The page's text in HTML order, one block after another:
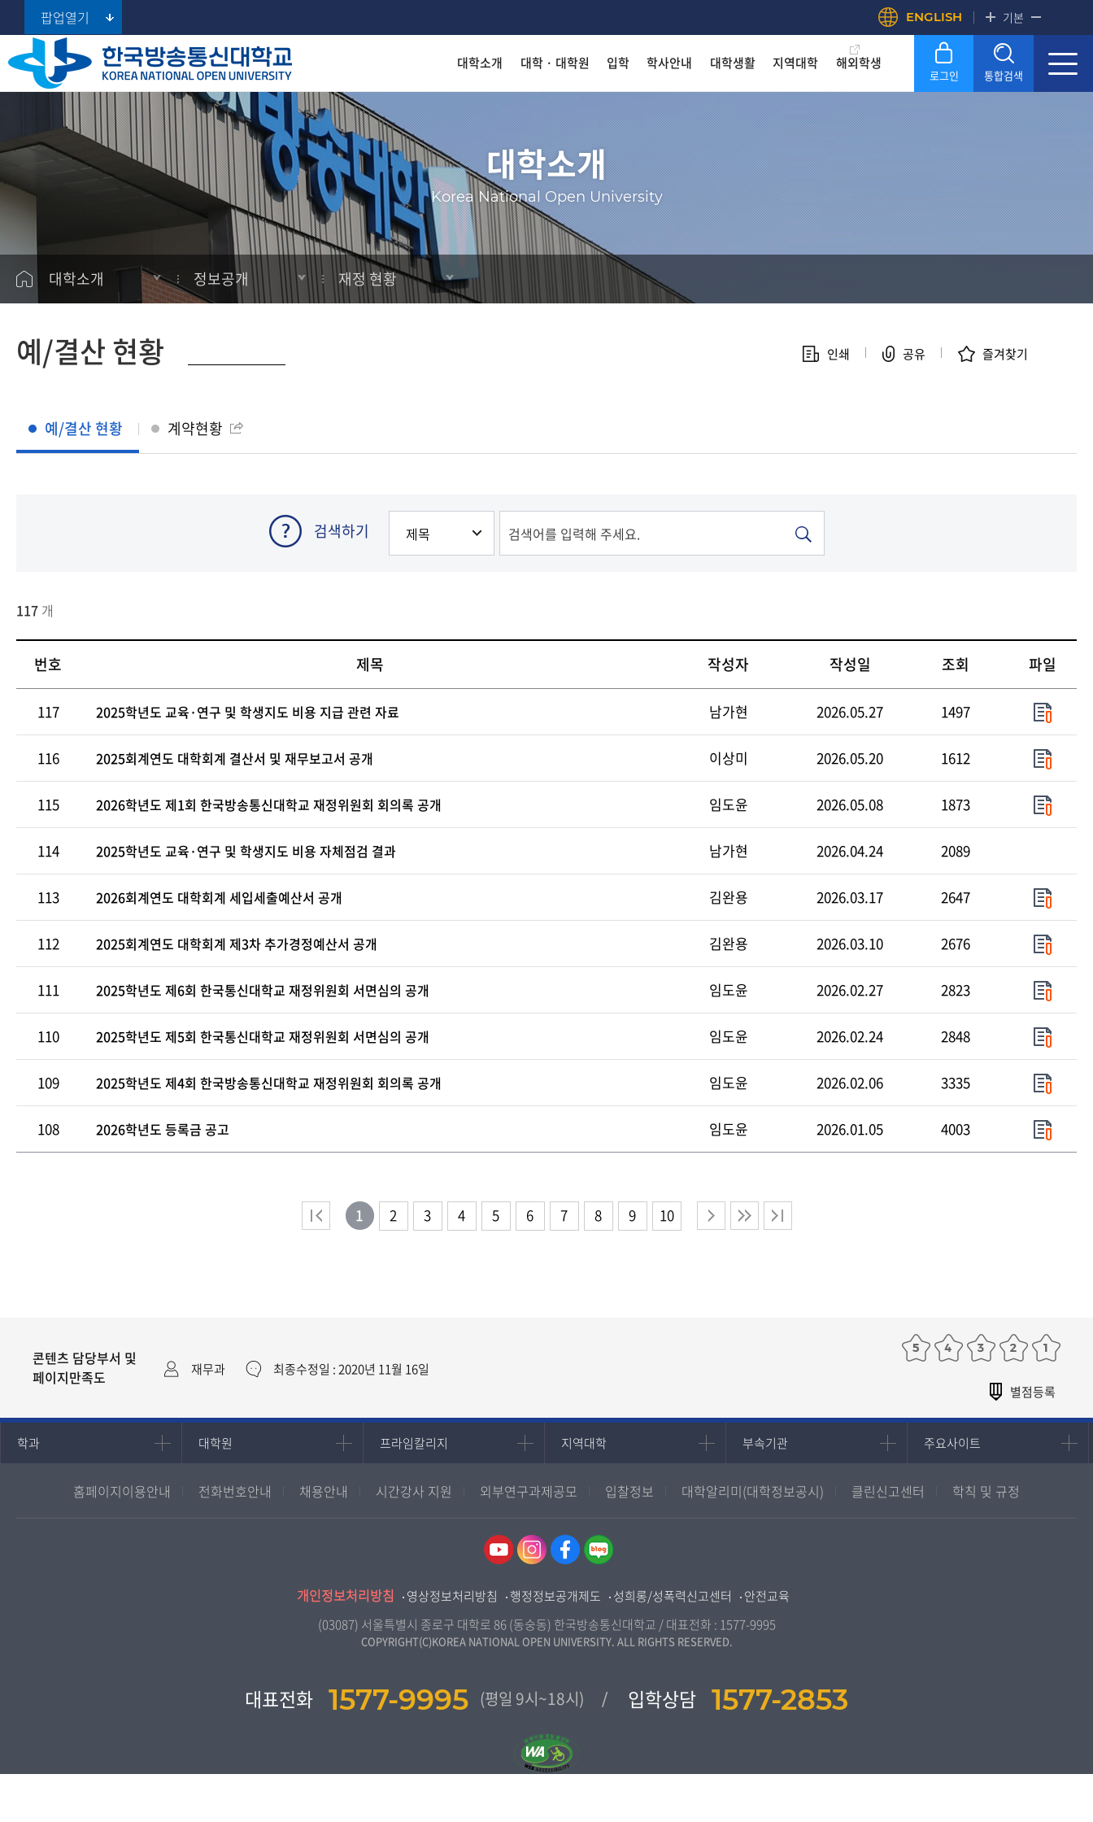
팝업열기 ENGLISH 기본
대학소개
대학소개
총장실
대학현황
대학홍보
정보공개
행정정보공개제도
정책실명제
입찰정보
재정 현황
정부포상 추천대상자 공개
대학평의원회
착한 등록금! 수준높은 4년제 국립대
KNOUSERVICE
대학 · 대학원
대학
대학원
경영대학원
프라임칼리지
(100% 온라인 학사학위과정)
착한 등록금! 수준높은 4년제 국립대
KNOUSERVICE
입학
대학
대학원
경영대학원
프라임칼리지
착한 등록금! 수준높은 4년제 국립대
KNOUSERVICE
학사안내
공지사항
학사일정
학습
학적
장학
등록
자격증
착한 등록금! 수준높은 4년제 국립대
KNOUSERVICE
대학생활
학습지원
학생지원
학생활동
사잇길
AI 학습지원
착한 등록금! 수준높은 4년제 국립대
KNOUSERVICE
지역대학
지역대학 포털
서울지역대학
부산지역대학
대구경북지역대학
인천지역대학
광주전남지역대학
대전충남지역대학
울산지역대학
강원지역대학
충북지역대학
경남지역대학
제주지역대학
착한 등록금! 수준높은 4년제 국립대
KNOUSERVICE
해외학생
로그인 통합검색
Search 대학소개
Korea National Open University
대학소개 정보공개 재정 현황
인쇄 공유 즐겨찾기
예/결산 현황
예/결산 현황 계약현황
검색하기
117 개
번호 제목 작성자 작성일 조회 파일
117 2025학년도 교육·연구 및 학생지도 비용 지급 관련 자료 남가현 2026.05.27 1497
116 2025회계연도 대학회계 결산서 및 재무보고서 공개 이상미 2026.05.20 1612
115 2026학년도 제1회 한국방송통신대학교 재정위원회 회의록 공개 임도윤 2026.05.08 1873
114 2025학년도 교육·연구 및 학생지도 비용 자체점검 결과 남가현 2026.04.24 2089
113 2026회계연도 대학회계 세입세출예산서 공개 김완용 2026.03.17 2647
112 2025회계연도 대학회계 제3차 추가경정예산서 공개 김완용 2026.03.10 2676
111 2025학년도 제6회 한국통신대학교 재정위원회 서면심의 공개 임도윤 2026.02.27 2823
110 2025학년도 제5회 한국통신대학교 재정위원회 서면심의 공개 임도윤 2026.02.24 2848
109 2025학년도 제4회 한국방송통신대학교 재정위원회 회의록 공개 임도윤 2026.02.06 3335
108 2026학년도 등록금 공고 임도윤 2026.01.05 4003
1 2 3 4 5 6 7 8 9 10
콘텐츠 담당부서 및
페이지만족도
재무과 최종수정일 : 2020년 11월 16일
학과
인문과학대학
영어영문학과
미디어영상학과
대학원
대학원
경영대학원
프라임칼리지
프라임칼리지
평생교육과정
지역대학
지역대학
서울지역대학
대구경북지역대학
인천지역대학
광주전남지역대학
대전충남지역대학
울산지역대학
강원지역대학
전북지역대학
경남지역대학
부속기관
부속기관
원격교육혁신연구원
교양교육원
역사기록관
인권센터
주요사이트
주요사이트
진로심리상담
홈페이지이용안내 전화번호안내 채용안내 시간강사 지원 외부연구과제공모 입찰정보 대학알리미(대학정보공시) 클린신고센터 학칙 및 규정
개인정보처리방침 영상정보처리방침 행정정보공개제도 성희롱/성폭력신고센터
안전교육
(03087) 서울특별시 종로구 대학로 86 (동숭동) 한국방송통신대학교 / 대표전화 : 1577-9995
COPYRIGHT(C)KOREA NATIONAL OPEN UNIVERSITY. ALL RIGHTS RESERVED.
대표전화 1577-9995 (평일 9시~18시) 입학상담 1577-2853